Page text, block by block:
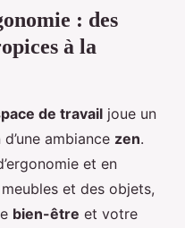
: des
à la
de travail joue un
ambiance zen.
et en
et des objets,
bien-être et votre